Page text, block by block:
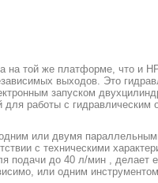
на той же платформе, что и
выходов. Это
запуском
работы с гидравлическим
или двумя
с техническими
подачи до 40 л/мин , делает
или одним